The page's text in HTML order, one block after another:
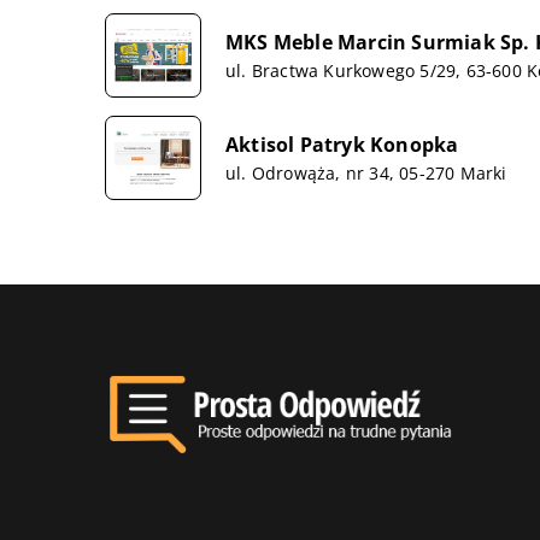
MKS Meble Marcin Surmiak Sp.
ul. Bractwa Kurkowego 5/29, 63-600
Aktisol Patryk Konopka
ul. Odrowąża, nr 34, 05-270 Marki